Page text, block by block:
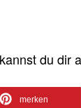
du dir
merken